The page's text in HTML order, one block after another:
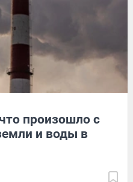
произошло с
и воды в